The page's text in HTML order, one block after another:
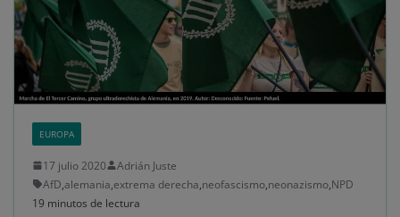
EUROPA
17 julio 2020
Adrián Juste
AfD,alemania,extrema derecha,neofascismo,neonazismo,NPD
19 minutos de lectura